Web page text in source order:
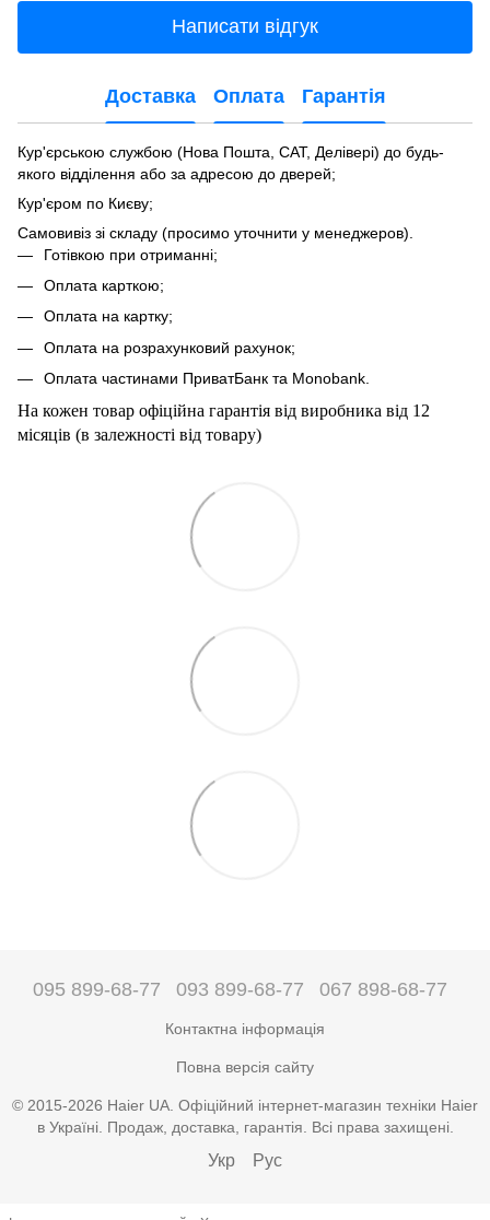
Написати відгук
Доставка Оплата Гарантія
Кур'єрською службою (Нова Пошта, САТ, Делівері) до будь-
якого відділення або за адресою до дверей;
Кур'єром по Києву;
Самовивіз зі складу (просимо уточнити у менеджеров).
Готівкою при отриманні;
Оплата карткою;
Оплата на картку;
Оплата на розрахунковий рахунок;
Оплата частинами ПриватБанк та Мonobank.
На кожен товар офіційна гарантія від виробника від 12
місяців (в залежності від товару)
095 899-68-77 093 899-68-77 067 898-68-77
Контактна інформація
Повна версія сайту
© 2015-2026 Haier UA. Офіційний інтернет-магазин техніки Haier
в Україні. Продаж, доставка, гарантія. Всі права захищені.
Укр Рус